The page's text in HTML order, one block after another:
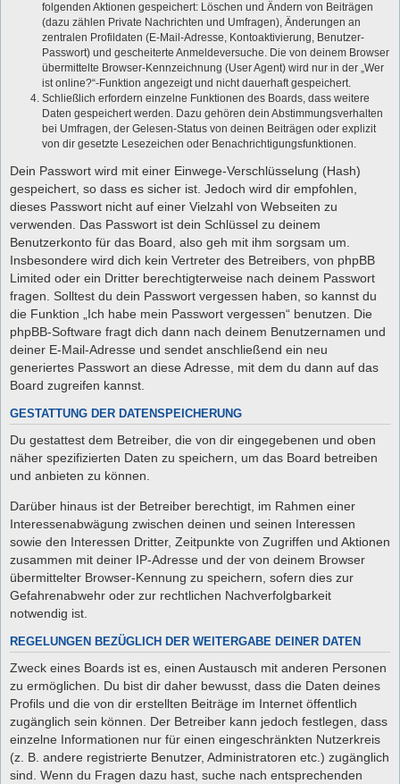
folgenden Aktionen gespeichert: Löschen und Ändern von Beiträgen
(dazu zählen Private Nachrichten und Umfragen), Änderungen an
zentralen Profildaten (E-Mail-Adresse, Kontoaktivierung, Benutzer-
Passwort) und gescheiterte Anmeldeversuche. Die von deinem Browser
übermittelte Browser-Kennzeichnung (User Agent) wird nur in der „Wer
ist online?“-Funktion angezeigt und nicht dauerhaft gespeichert.
Schließlich erfordern einzelne Funktionen des Boards, dass weitere
Daten gespeichert werden. Dazu gehören dein Abstimmungsverhalten
bei Umfragen, der Gelesen-Status von deinen Beiträgen oder explizit
von dir gesetzte Lesezeichen oder Benachrichtigungsfunktionen.
Dein Passwort wird mit einer Einwege-Verschlüsselung (Hash)
gespeichert, so dass es sicher ist. Jedoch wird dir empfohlen,
dieses Passwort nicht auf einer Vielzahl von Webseiten zu
verwenden. Das Passwort ist dein Schlüssel zu deinem
Benutzerkonto für das Board, also geh mit ihm sorgsam um.
Insbesondere wird dich kein Vertreter des Betreibers, von phpBB
Limited oder ein Dritter berechtigterweise nach deinem Passwort
fragen. Solltest du dein Passwort vergessen haben, so kannst du
die Funktion „Ich habe mein Passwort vergessen“ benutzen. Die
phpBB-Software fragt dich dann nach deinem Benutzernamen und
deiner E-Mail-Adresse und sendet anschließend ein neu
generiertes Passwort an diese Adresse, mit dem du dann auf das
Board zugreifen kannst.
GESTATTUNG DER DATENSPEICHERUNG
Du gestattest dem Betreiber, die von dir eingegebenen und oben
näher spezifizierten Daten zu speichern, um das Board betreiben
und anbieten zu können.
Darüber hinaus ist der Betreiber berechtigt, im Rahmen einer
Interessenabwägung zwischen deinen und seinen Interessen
sowie den Interessen Dritter, Zeitpunkte von Zugriffen und Aktionen
zusammen mit deiner IP-Adresse und der von deinem Browser
übermittelter Browser-Kennung zu speichern, sofern dies zur
Gefahrenabwehr oder zur rechtlichen Nachverfolgbarkeit
notwendig ist.
REGELUNGEN BEZÜGLICH DER WEITERGABE DEINER DATEN
Zweck eines Boards ist es, einen Austausch mit anderen Personen
zu ermöglichen. Du bist dir daher bewusst, dass die Daten deines
Profils und die von dir erstellten Beiträge im Internet öffentlich
zugänglich sein können. Der Betreiber kann jedoch festlegen, dass
einzelne Informationen nur für einen eingeschränkten Nutzerkreis
(z. B. andere registrierte Benutzer, Administratoren etc.) zugänglich
sind. Wenn du Fragen dazu hast, suche nach entsprechenden